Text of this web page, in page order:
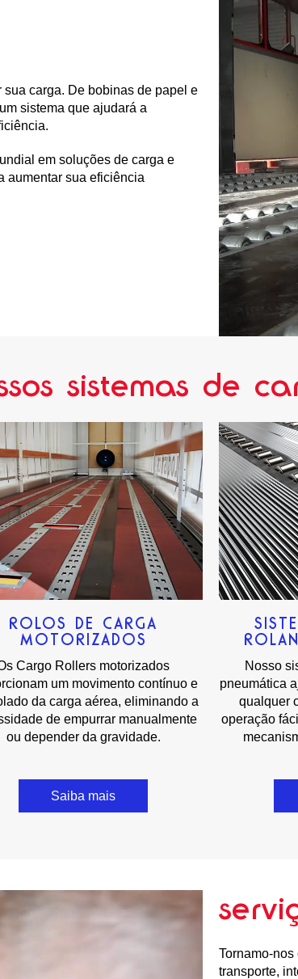
carga. De bobinas de papel e
sistema que ajudará a
em soluções de carga e
aumentar sua eficiência
sistemas de
ROLOS DE CARGA
MOTORIZADOS
Cargo Rollers motorizados
um movimento contínuo e
da carga aérea, eliminando a
de empurrar manualmente
ou depender da gravidade.
Saiba mais
Nosso
pneumática
qualquer
operação
Tornamo-
transporte,